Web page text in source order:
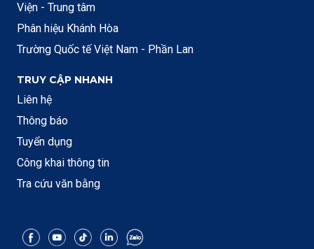
Viện - Trung tâm
Phân hiệu Khánh Hòa
Trường Quốc tế Việt Nam - Phần Lan
TRUY CẬP NHANH
Liên hệ
Thông báo
Tuyển dụng
Công khai thông tin
Tra cứu văn bằng